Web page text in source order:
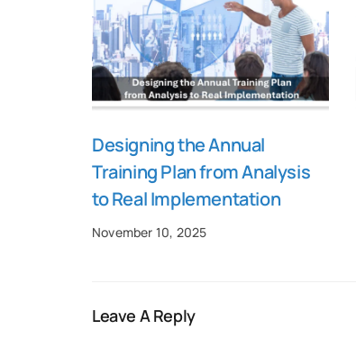
Designing the Annual
Training Plan from Analysis
to Real Implementation
November 10, 2025
Leave A Reply